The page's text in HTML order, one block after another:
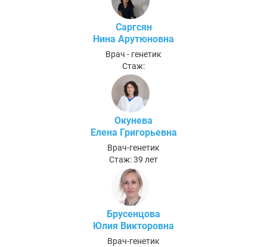
Саргсян
Нина Арутюновна
Врач - генетик
Стаж:
Окунева
Елена Григорьевна
Врач-генетик
Стаж: 39 лет
Брусенцова
Юлия Викторовна
Врач-генетик